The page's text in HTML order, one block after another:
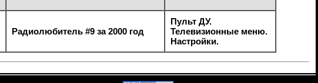
Радиолюбитель #9 за 2000 год
Пульт ДУ.
Телевизионные меню.
Настройки.